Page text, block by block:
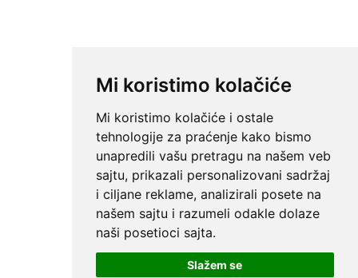
Mi koristimo kolačiće
Mi koristimo kolačiće i ostale
tehnologije za praćenje kako bismo
unapredili vašu pretragu na našem veb
sajtu, prikazali personalizovani sadržaj
i ciljane reklame, analizirali posete na
našem sajtu i razumeli odakle dolaze
naši posetioci sajta.
Slažem se